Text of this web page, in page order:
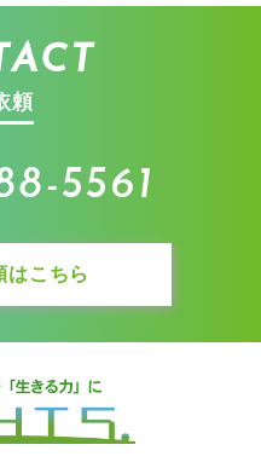
頼
5561
はこちら